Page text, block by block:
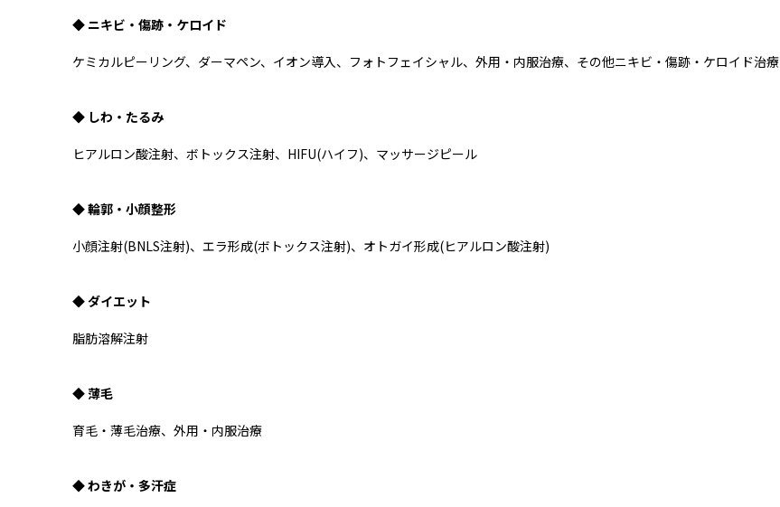
◆ ニキビ・傷跡・ケロイド
ケミカルピーリング、ダーマペン、イオン導入、フォトフェイシャル、外用・内服治療、その他ニキビ・傷跡・ケロイド治療
◆ しわ・たるみ
ヒアルロン酸注射、ボトックス注射、HIFU(ハイフ)、マッサージピール
◆ 輪郭・小顔整形
小顔注射(BNLS注射)、エラ形成(ボトックス注射)、オトガイ形成(ヒアルロン酸注射)
◆ ダイエット
脂肪溶解注射
◆ 薄毛
育毛・薄毛治療、外用・内服治療
◆ わきが・多汗症